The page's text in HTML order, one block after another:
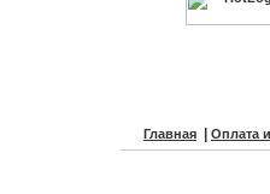
Главная Оплата